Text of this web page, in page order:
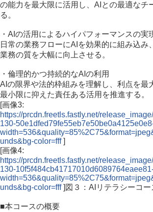
の能力を最大限に活用し、AIとの最適なチ
る。
・AIの活用によるハイパフォーマンスの実
日常の業務フローにAIを効果的に組み込み
業務の質を大幅に向上させる。
・倫理的かつ持続的なAIの利用
AIの限界や法的枠組みを理解し、利点を最
最小限に抑えた責任ある活用を推進する。
[画像3:
https://prcdn.freetls.fastly.net/
130-
unds&bg-color=fff]
[画像4:
https://prcdn.freetls.fastly.net/
130-
unds&bg-color=fff]図３：AIリテラシーコー
■本コースの概要